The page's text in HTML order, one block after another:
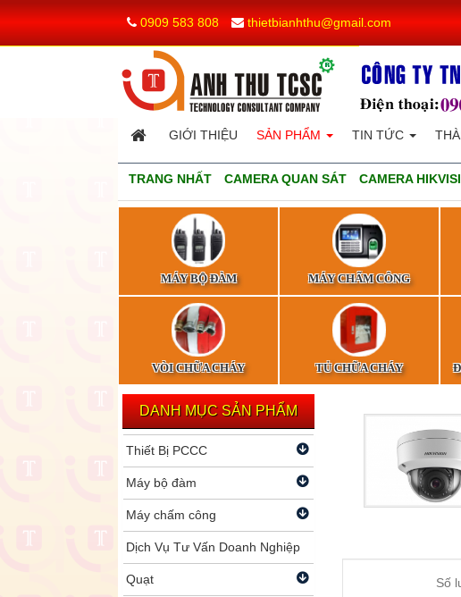
0909 583 808 thietbianhthu@gmail.com
GIỚI THIỆU SẢN PHẨM TIN TỨC
TRANG NHẤT CAMERA QUAN SÁT CAMERA
MÁY BỘ ĐÀM MÁY CHẤM CÔNG
VÒI CHỮA CHÁY TỦ CHỮA CHÁY
Số
DANH MỤC SẢN PHẨM
Thiết Bị PCCC
Máy bộ đàm
Máy chấm công
Dịch Vụ Tư Vấn Doanh Nghiệp
Quạt